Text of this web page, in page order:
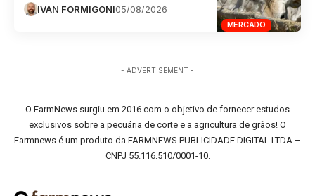
MERCADO
IVAN FORMIGONI05/08/2026
- ADVERTISEMENT -
O FarmNews surgiu em 2016 com o objetivo de fornecer estudos
exclusivos sobre a pecuária de corte e a agricultura de grãos! O
Farmnews é um produto da FARMNEWS PUBLICIDADE DIGITAL LTDA –
CNPJ 55.116.510/0001-10.